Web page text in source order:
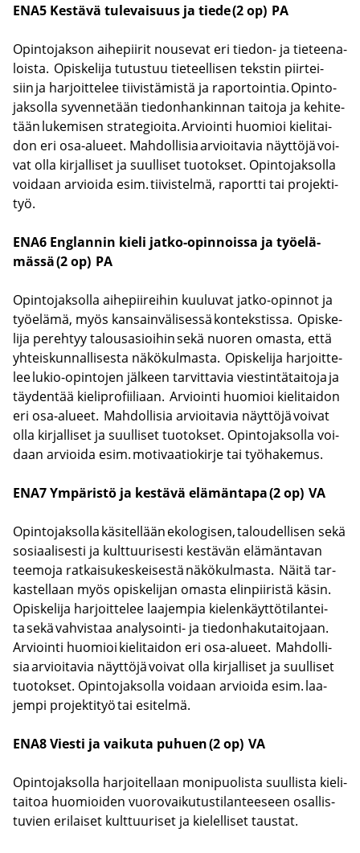
ENA5 Kes­tä­vä tu­le­vai­suus ja tiede (2 op) PA
Opin­to­jak­son ai­he­pii­rit nouse­vat eri tiedon-​ ja tie­tee­na­
lois­ta. Opis­ke­li­ja tu­tus­tuu tie­teel­li­sen teks­tin piir­tei­
siin ja har­joit­te­lee tii­vis­tä­mis­tä ja ra­por­toin­tia. Opin­to­
jak­sol­la sy­ven­ne­tään tie­don­han­kin­nan tai­to­ja ja ke­hi­te­
tään lu­ke­mi­sen stra­te­gioi­ta. Ar­vioin­ti huo­mioi kie­li­tai­
don eri osa-​alueet. Mah­dol­li­sia ar­vioi­ta­via näyt­tö­jä voi­
vat olla kir­jal­li­set ja suul­li­set tuo­tok­set. Opin­to­jak­sol­la
voi­daan ar­vioi­da esim. tii­vis­tel­mä, ra­port­ti tai pro­jek­ti­
työ.
ENA6 Englan­nin kieli jatko-​opinnoissa ja työ­elä­
mäs­sä (2 op) PA
Opin­to­jak­sol­la ai­he­pii­rei­hin kuu­lu­vat jatko-​opinnot ja
työ­elä­mä, myös kan­sain­vä­li­ses­sä kon­teks­tis­sa. Opis­ke­
li­ja pe­reh­tyy ta­lous­asioi­hin sekä nuo­ren omas­ta, että
yh­teis­kun­nal­li­ses­ta nä­kö­kul­mas­ta. Opis­ke­li­ja har­joit­te­
lee lukio-​opintojen jäl­keen tar­vit­ta­via vies­tin­tä­tai­to­ja ja
täy­den­tää kie­li­pro­fii­li­aan. Ar­vioin­ti huo­mioi kie­li­tai­don
eri osa-​alueet. Mah­dol­li­sia ar­vioi­ta­via näyt­tö­jä voi­vat
olla kir­jal­li­set ja suul­li­set tuo­tok­set. Opin­to­jak­sol­la voi­
daan ar­vioi­da esim. mo­ti­vaa­tio­kir­je tai työ­ha­ke­mus.
ENA7 Ym­pä­ris­tö ja kes­tä­vä elä­män­ta­pa (2 op) VA
Opin­to­jak­sol­la kä­si­tel­lään eko­lo­gi­sen, ta­lou­del­li­sen sekä
so­si­aa­li­ses­ti ja kult­tuu­ri­ses­ti kes­tä­vän elä­män­ta­van
tee­mo­ja rat­kai­su­kes­kei­ses­tä nä­kö­kul­mas­ta. Näitä tar­
kas­tel­laan myös opis­ke­li­jan omas­ta elin­pii­ris­tä käsin.
Opis­ke­li­ja har­joit­te­lee laa­jem­pia kie­len­käyt­tö­ti­lan­tei­
ta sekä vah­vis­taa analysointi-​ ja tie­don­ha­ku­tai­to­jaan.
Ar­vioin­ti huo­mioi kie­li­tai­don eri osa-​alueet. Mah­dol­li­
sia ar­vioi­ta­via näyt­tö­jä voi­vat olla kir­jal­li­set ja suul­li­set
tuo­tok­set. Opin­to­jak­sol­la voi­daan ar­vioi­da esim. laa­
jem­pi pro­jek­ti­työ tai esi­tel­mä.
ENA8 Vies­ti ja vai­ku­ta pu­huen (2 op) VA
Opin­to­jak­sol­la har­joi­tel­laan mo­ni­puo­lis­ta suul­lis­ta kie­li­
tai­toa huo­mioi­den vuo­ro­vai­ku­tus­ti­lan­tee­seen osal­lis­
tu­vien eri­lai­set kult­tuu­ri­set ja kie­lel­li­set taus­tat.